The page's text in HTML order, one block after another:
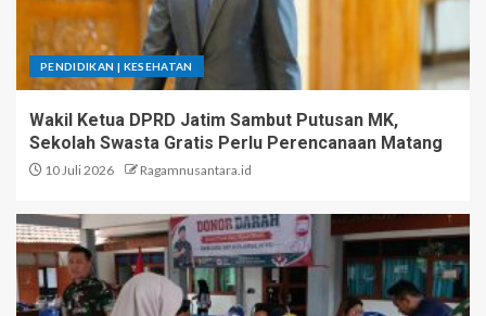
PENDIDIKAN | KESEHATAN
Wakil Ketua DPRD Jatim Sambut Putusan MK,
Sekolah Swasta Gratis Perlu Perencanaan Matang
10 Juli 2026 Ragamnusantara.id